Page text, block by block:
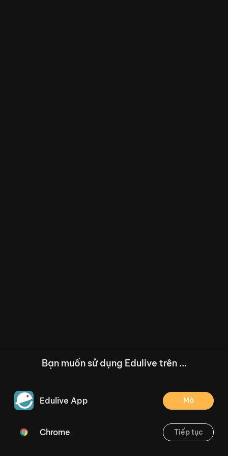
/--
Thoát
Bạn muốn sử dụng Edulive trên ...
Edulive App Mở
Chrome Tiếp tục